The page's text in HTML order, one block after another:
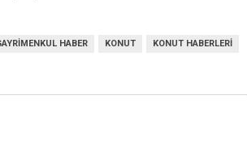
HABER KONUT KONUT HABERLERI